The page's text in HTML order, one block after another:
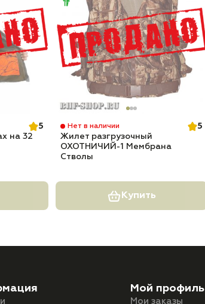
5
на 32
Нет в наличии
5
Жилет разгрузочный
ОХОТНИЧИЙ-1 Мембрана
Стволы
Купить
Мой профиль
Мои заказы